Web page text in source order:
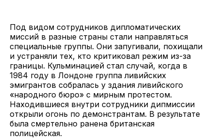
Под видом сотрудников дипломатических
миссий в разные страны стали направляться
специальные группы. Они запугивали, похищали
и устраняли тех, кто критиковал режим из-за
границы. Кульминацией стал случай, когда в
1984 году в Лондоне группа ливийских
эмигрантов собралась у здания ливийского
«народного бюро» с мирным протестом.
Находившиеся внутри сотрудники дипмиссии
открыли огонь по демонстрантам. В результате
была смертельно ранена британская
полицейская.